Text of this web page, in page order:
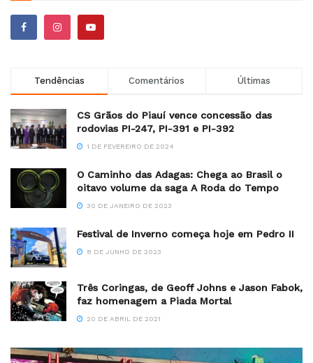
Tendências Comentários Últimas
CS Grãos do Piauí vence concessão das
rodovias PI-247, PI-391 e PI-392
1 DE FEVEREIRO DE 2024
O Caminho das Adagas: Chega ao Brasil o
oitavo volume da saga A Roda do Tempo
30 DE JANEIRO DE 2023
Festival de Inverno começa hoje em Pedro II
8 DE JUNHO DE 2023
Três Coringas, de Geoff Johns e Jason Fabok,
faz homenagem a Piada Mortal
20 DE ABRIL DE 2021